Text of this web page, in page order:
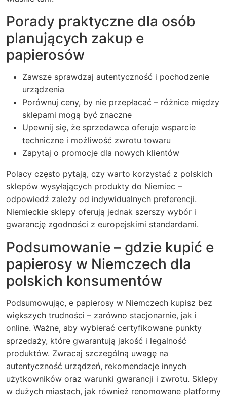
Porady praktyczne dla osób
planujących zakup e
papierosów
Zawsze sprawdzaj autentyczność i pochodzenie
urządzenia
Porównuj ceny, by nie przepłacać – różnice między
sklepami mogą być znaczne
Upewnij się, że sprzedawca oferuje wsparcie
techniczne i możliwość zwrotu towaru
Zapytaj o promocje dla nowych klientów
Polacy często pytają, czy warto korzystać z polskich
sklepów wysyłających produkty do Niemiec –
odpowiedź zależy od indywidualnych preferencji.
Niemieckie sklepy oferują jednak szerszy wybór i
gwarancję zgodności z europejskimi standardami.
Podsumowanie – gdzie kupić e
papierosy w Niemczech dla
polskich konsumentów
Podsumowując, e papierosy w Niemczech kupisz bez
większych trudności – zarówno stacjonarnie, jak i
online. Ważne, aby wybierać certyfikowane punkty
sprzedaży, które gwarantują jakość i legalność
produktów. Zwracaj szczególną uwagę na
autentyczność urządzeń, rekomendacje innych
użytkowników oraz warunki gwarancji i zwrotu. Sklepy
w dużych miastach, jak również renomowane platformy